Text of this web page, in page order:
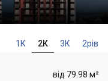
1К 2К 3К 2рів
від 79.98 м²